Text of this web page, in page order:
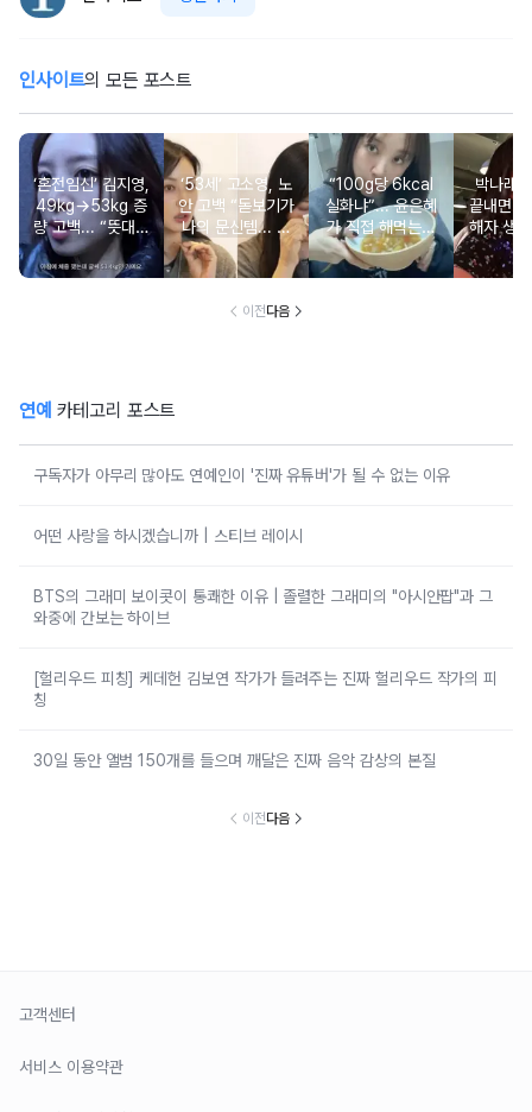
인사이트의 모든 포스트
‘혼전임신’ 김지영,
49kg→53kg 증
량 고백... “뜻대로
안돼”
‘53세’ 고소영, 노
안 고백 “돋보기가
나의 문신템... 받
아들이기로 했다”
“100g당 6kcal
실화냐”... 윤은혜
가 직접 해먹는다
는 ‘저칼로리 건강
밥’ 레시피, 난리
박나래
끝내면
해자 생
이전다음
연예 카테고리 포스트
구독자가 아무리 많아도 연예인이 '진짜 유튜버'가 될 수 없는 이유
어떤 사랑을 하시겠습니까 | 스티브 레이시
BTS의 그래미 보이콧이 통쾌한 이유 | 졸렬한 그래미의 "아시안팝"과 그
와중에 간보는 하이브
[헐리우드 피칭] 케데헌 김보연 작가가 들려주는 진짜 헐리우드 작가의 피
칭
30일 동안 앨범 150개를 들으며 깨달은 진짜 음악 감상의 본질
이전다음
고객센터
서비스 이용약관